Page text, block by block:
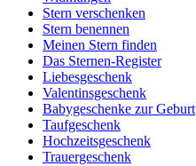
Stern verschenken
Stern benennen
Meinen Stern finden
Das Sternen-Register
Liebesgeschenk
Valentinsgeschenk
Babygeschenke zur Geburt
Taufgeschenk
Hochzeitsgeschenk
Trauergeschenk